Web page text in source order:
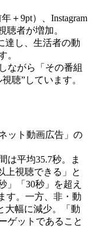
＋9pt）、Instagram
聴者が増加。
達し、生活者の動
。
ながら「その番組
聴”しています。
ット動画広告」の
は平均35.7秒。ま
上視聴できる」と
」「30秒」を超え
す。一方、非・動
大幅に減少。「動
ゲットであること